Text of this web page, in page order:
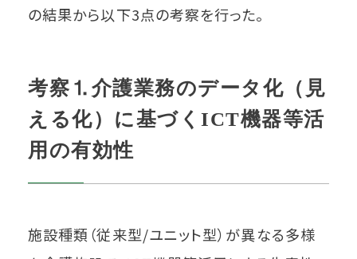
の結果から以下3点の考察を行った。
考察⒈介護業務のデータ化（見
える化）に基づくICT機器等活
用の有効性
施設種類（従来型/ユニット型）が異なる多様